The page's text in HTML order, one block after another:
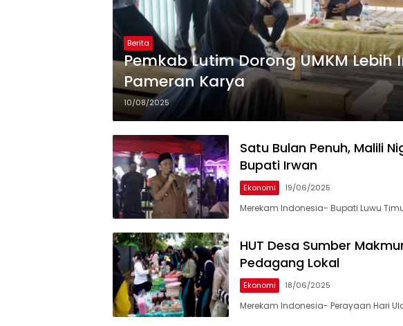
Berita
Pemkab Lutim Dorong UMKM Lebih
Pameran Karya
10/08/2025
Satu Bulan Penuh, Malili
Bupati Irwan
Ekonomi 19/06/2025
Merekam Indonesia- Bupati Luwu
HUT Desa Sumber
Pedagang Lokal
Ekonomi 18/06/2025
Merekam Indonesia- Perayaan Hari